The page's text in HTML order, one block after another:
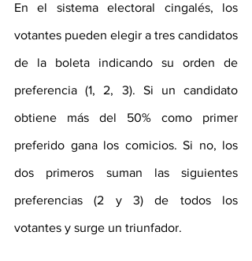
En el sistema electoral cingalés, los
votantes pueden elegir a tres candidatos
de la boleta indicando su orden de
preferencia (1, 2, 3). Si un candidato
obtiene más del 50% como primer
preferido gana los comicios. Si no, los
dos primeros suman las siguientes
preferencias (2 y 3) de todos los
votantes y surge un triunfador.